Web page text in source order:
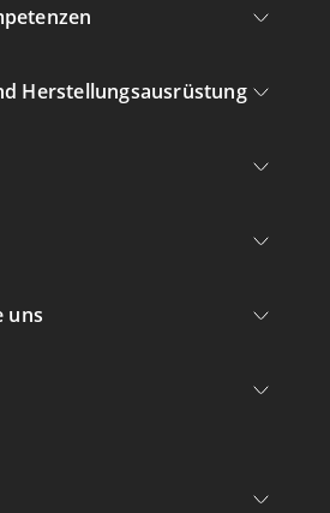
Herstellungsausrüstung
uns